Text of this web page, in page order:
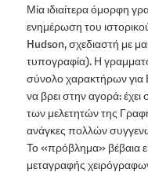
Μία ιδιαίτερα όμορφη
ενημέρωση του
Hudson, σχεδιαστή με
τυπογραφία). Η
σύνολο χαρακτήρων για
να βρει στην αγορά: έχει
των μελετητών της
ανάγκες πολλών
Το «πρόβλημα» βέβαια
μεταγραφής